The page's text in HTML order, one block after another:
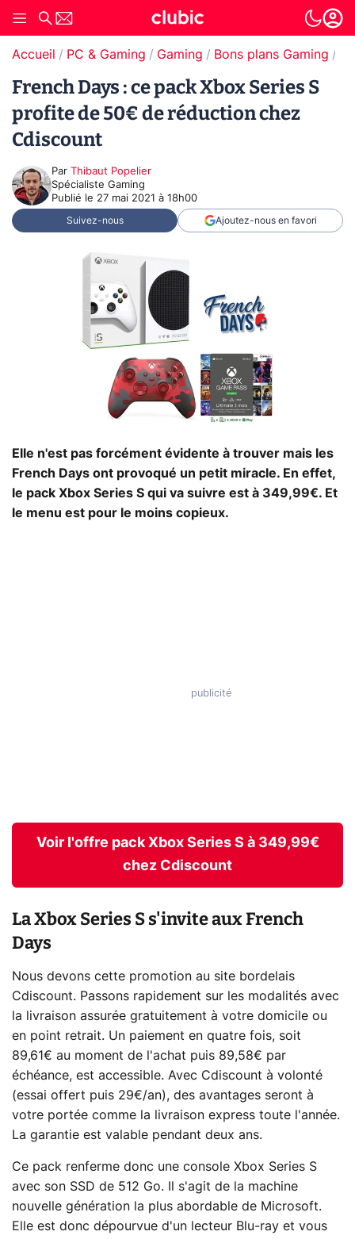
Accueil PC & Gaming Gaming Bons plans Gaming
French Days : ce pack Xbox Series S
profite de 50€ de réduction chez
Cdiscount
Par Thibaut Popelier
Spécialiste Gaming
Publié le 27 mai 2021 à 18h00
Suivez-nous Ajoutez-nous en favori
Elle n'est pas forcément évidente à trouver mais les
French Days ont provoqué un petit miracle. En effet,
le pack Xbox Series S qui va suivre est à 349,99€. Et
le menu est pour le moins copieux.
Voir l'offre pack Xbox Series S à 349,99€
chez Cdiscount
La Xbox Series S s'invite aux French
Days
Nous devons cette promotion au site bordelais
Cdiscount. Passons rapidement sur les modalités avec
la livraison assurée gratuitement à votre domicile ou
en point retrait. Un paiement en quatre fois, soit
89,61€ au moment de l'achat puis 89,58€ par
échéance, est accessible. Avec Cdiscount à volonté
(essai offert puis 29€/an), des avantages seront à
votre portée comme la livraison express toute l'année.
La garantie est valable pendant deux ans.
Ce pack renferme donc une console Xbox Series S
avec son SSD de 512 Go. Il s'agit de la machine
nouvelle génération la plus abordable de Microsoft.
Elle est donc dépourvue d'un lecteur Blu-ray et vous